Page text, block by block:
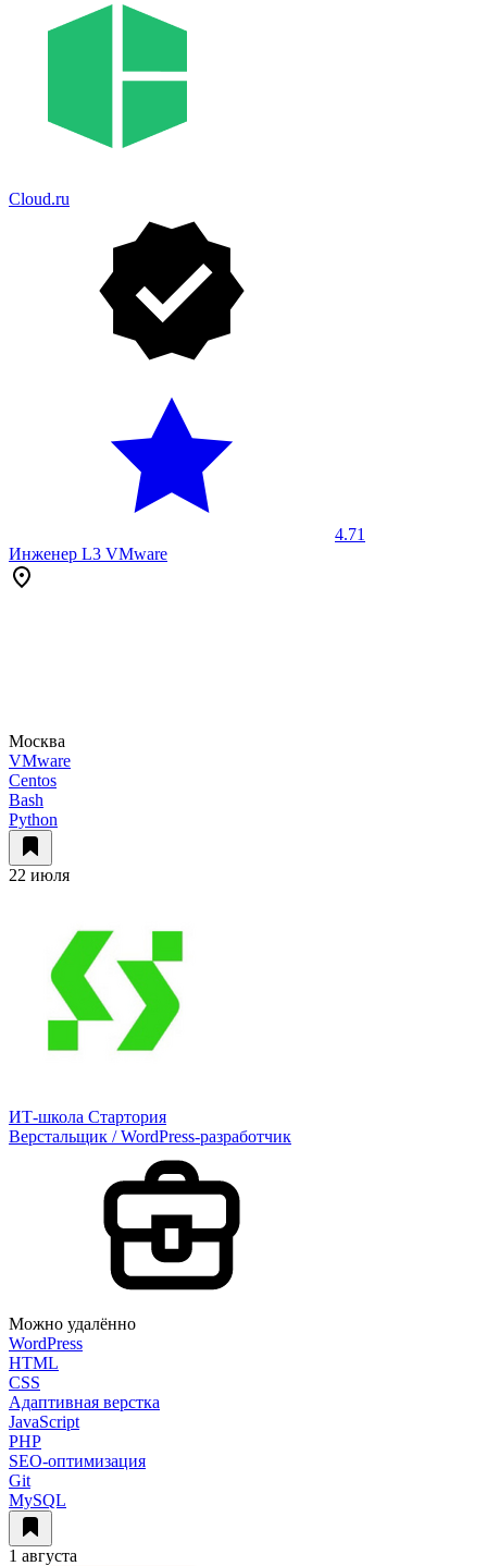
Cloud.ru
4.71
Инженер L3 VMware
Москва
VMware
Centos
Bash
Python
22 июля
ИТ-школа Стартория
Верстальщик / WordPress-разработчик
Можно удалённо
WordPress
HTML
CSS
Адаптивная верстка
JavaScript
PHP
SEO-оптимизация
Git
MySQL
1 августа